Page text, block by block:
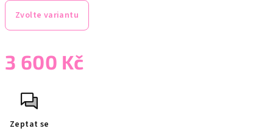
Zvolte variantu
3 600 Kč
cena:
Zeptat se